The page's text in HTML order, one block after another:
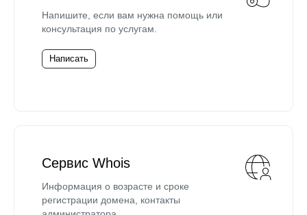
Напишите, если вам нужна помощь или
консультация по услугам.
Написать
Сервис Whois
Информация о возрасте и сроке
регистрации домена, контакты